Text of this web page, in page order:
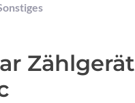
Zählgerät